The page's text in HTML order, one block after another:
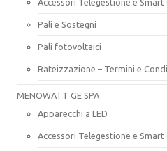
Accessori Telegestione e Smart
Pali e Sostegni
Pali fotovoltaici
Rateizzazione – Termini e
MENOWATT GE SPA
Apparecchi a LED
Accessori Telegestione e Smart